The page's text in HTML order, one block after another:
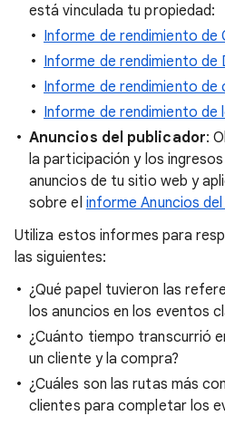
está vinculada tu propiedad:
Informe de rendimiento de
Informe de rendimiento de
Informe de rendimiento de
Informe de rendimiento de
Anuncios del publicador:
la participación y los
anuncios de tu sitio web y
sobre el informe Anuncios
Utiliza estos informes para
las siguientes:
¿Qué papel tuvieron las
los anuncios en los eventos
¿Cuánto tiempo transcurrió
un cliente y la compra?
¿Cuáles son las rutas más
clientes para completar los